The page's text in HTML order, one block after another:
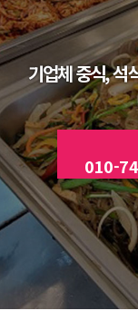
기업체 중식, 석
010-
가정
건강밥
010-